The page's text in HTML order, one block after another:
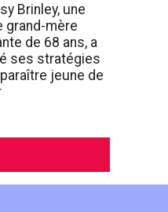
Brinley, une
grand-mère
de 68 ans, a
ses stratégies
jeune de